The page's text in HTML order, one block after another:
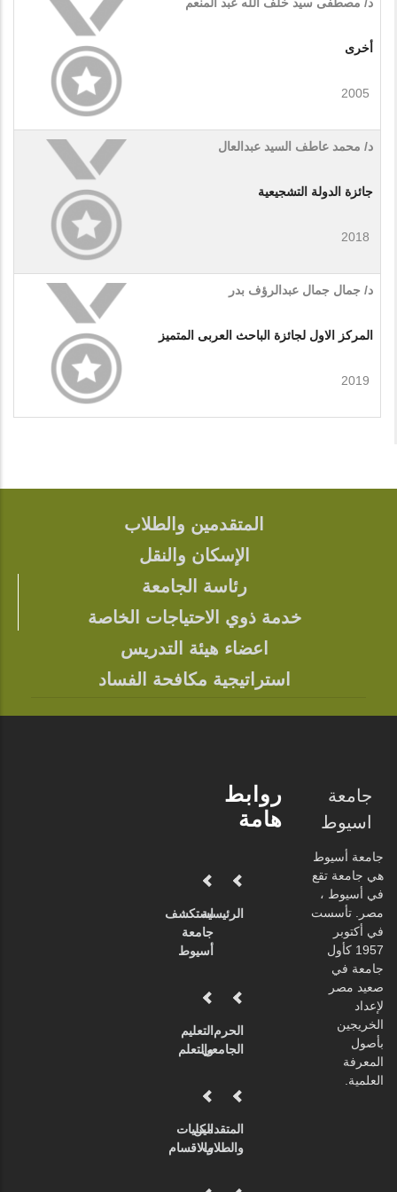
أخرى
د/ محمد عاطف السيد عبدالعال
جائزة الدولة التشجيعية
د/ جمال جمال عبدالرؤف بدر
المركز الاول لجائزة الباحث العربى المتميز
FOOTER
المتقدمين والطلاب
الإسكان والنقل
رئاسة الجامعة
خدمة ذوي الاحتياجات الخاصة
اعضاء هيئة التدريس
استراتيجية مكافحة الفساد
جامعة
اسيوط
جامعة أسيوط
هي جامعة تقع
في أسيوط ،
مصر. تأسست
في أكتوبر
1957 كأول
جامعة في
صعيد مصر
لإعداد
الخريجين
بأصول
المعرفة
العلمية.
روابط
هامة
الرئيسيةاستكشف
جامعة
أسيوط
الحرم
الجامعي
التعليم
والتعلم
المتقدمين
والطلاب
الكليات
والاقسام